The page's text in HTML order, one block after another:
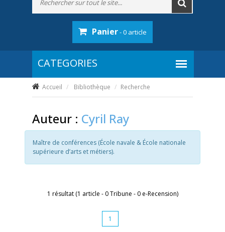
Panier- 0 article
Accueil Bibliothèque Recherche
Auteur : Cyril Ray
Maître de conférences (École navale & École nationale
supérieure d’arts et métiers).
1 résultat (1 article - 0 Tribune - 0 e-Recension)
1